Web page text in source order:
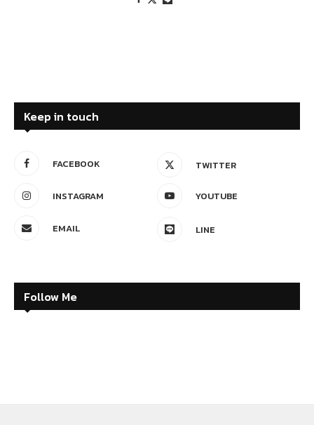
Keep in touch
FACEBOOK TWITTER
INSTAGRAM YOUTUBE
EMAIL LINE
Follow Me